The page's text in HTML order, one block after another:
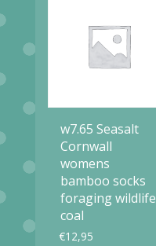
w7.65 Seasalt
Cornwall
womens
bamboo socks
foraging wildlife
coal
€12,95